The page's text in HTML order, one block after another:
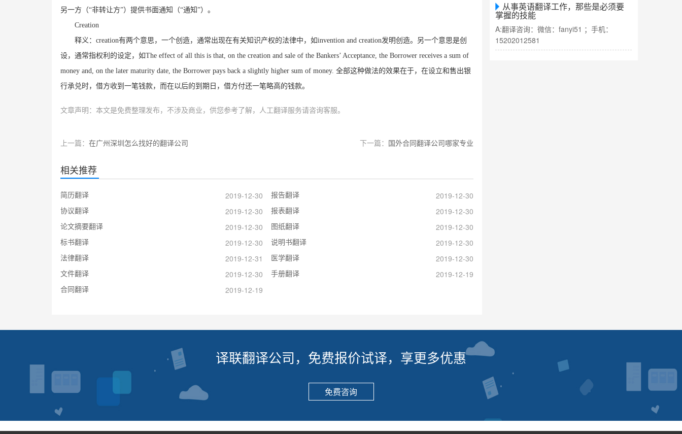
另一方（“非转让方”）提供书面通知（“通知”）。
Creation
释义： creation有两个意思，一个创造，通常出现在有关知识产权的法律中，如invention and creation发明创造。另一个意思是创
设，通常指权利的设定，如The effect of all this is that, on the creation and sale of the Bankers’Acceptance, the Borrower receives a sum of
money and, on the later maturity date, the Borrower pays back a slightly higher sum of money. 全部这种做法的效果在于，在设立和售出银
行承兑时，借方收到一笔钱款，而在以后的到期日，借方付还一笔略高的钱款。
文章声明：本文是免费整理发布，不涉及商业，供您参考了解，人工翻译服务请咨询客服。
上一篇： 在广州深圳怎么找好的翻译公司 下一篇： 国外合同翻译公司哪家专业
相关推荐
简历翻译 2019-12-30 报告翻译
2019-12-30
协议翻译
2019-12-30 报表翻译
2019-12-30
论文摘要翻译
2019-12-30 图纸翻译
2019-12-30
标书翻译
2019-12-30 说明书翻译
2019-12-30
法律翻译
2019-12-31 医学翻译
2019-12-30
文件翻译
2019-12-30 手册翻译
2019-12-19
合同翻译
2019-12-19
从事英语翻译工作，那些是必须要
掌握的技能
A:翻译咨询：微信：fanyi51 ；手机：
15202012581
译联翻译公司，免费报价试译，享更多优惠
免费咨询